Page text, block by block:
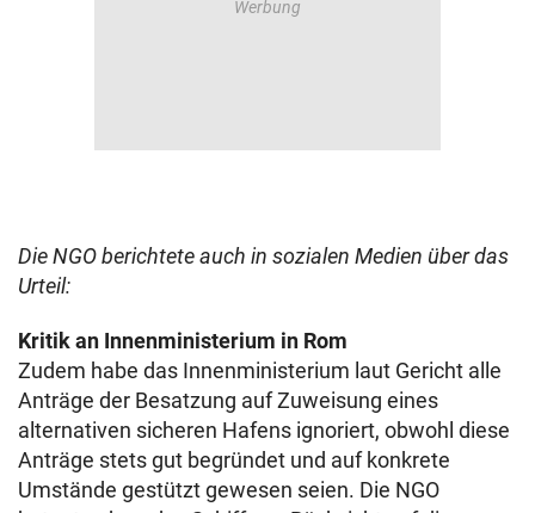
Die NGO berichtete auch in sozialen Medien über das
Urteil:
Kritik an Innenministerium in Rom
Zudem habe das Innenministerium laut Gericht alle
Anträge der Besatzung auf Zuweisung eines
alternativen sicheren Hafens ignoriert, obwohl diese
Anträge stets gut begründet und auf konkrete
Umstände gestützt gewesen seien. Die NGO